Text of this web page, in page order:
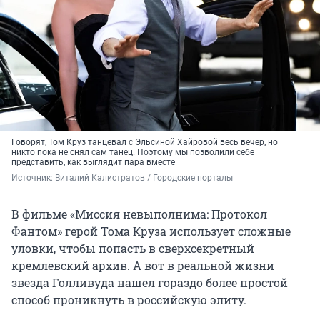
Говорят, Том Круз танцевал с Эльсиной Хайровой весь вечер, но
никто пока не снял сам танец. Поэтому мы позволили себе
представить, как выглядит пара вместе
Источник: Виталий Калистратов / Городские порталы
В фильме «Миссия невыполнима: Протокол
Фантом» герой Тома Круза использует сложные
уловки, чтобы попасть в сверхсекретный
кремлевский архив. А вот в реальной жизни
звезда Голливуда нашел гораздо более простой
способ проникнуть в российскую элиту.